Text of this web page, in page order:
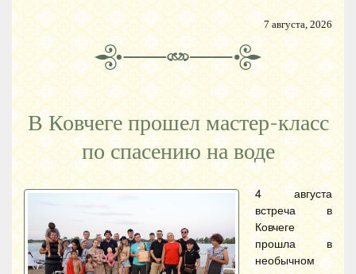
7 августа, 2026
В Ковчеге прошел мастер-класс
по спасению на воде
4 августа
встреча в
Ковчеге
прошла в
необычном